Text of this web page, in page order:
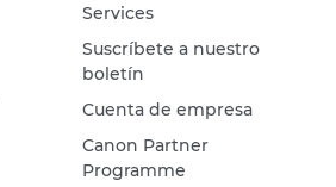
Services
Suscríbete a nuestro
boletín
Cuenta de empresa
Canon Partner
Programme